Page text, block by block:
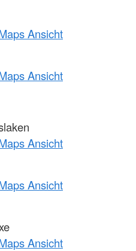
Ansicht
Ansicht
Ansicht
Ansicht
Ansicht